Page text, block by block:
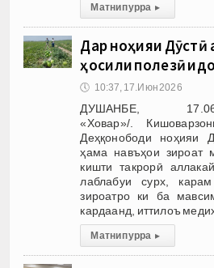
Матни пурра ▸
Дар ноҳияи Дӯстӣ
ҳосили полезӣ
🕔 10:37, 17.Июн 2026
ДУШАНБЕ,
«Ховар»/.
Деҳқонободи ноҳияи
ҳама навъҳои зироат
кишти такрорӣ
лаблабуи сурх,
зироатро ки ба
кардаанд, иттилоъ
Матни пурра ▸